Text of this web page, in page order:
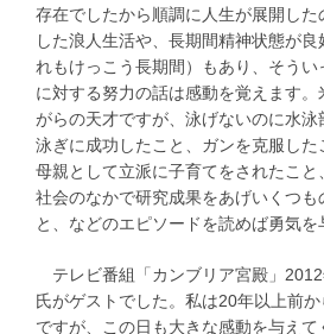
存在でしたから順調に人生が展開し
した浪人生活や、長期間精神状態が
れもけっこう長期間）もあり、そう
に対する努力の話は感動を覚えます
がらの天才ですが、泳げないのに水
泳ぎに成功したこと、ガンを克服し
母親として立派に子育てをされたこ
社会のなかで研究成果をあげいくつも
と、などのエピソードを読めば勇気を
テレビ番組「カンブリア宮殿」
氏がゲストでした。私は20年以上前
ですが、この日も大きな感動を与え